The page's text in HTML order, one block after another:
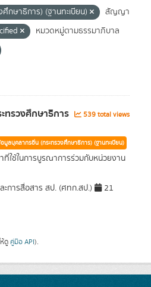
กษาธิการ) (ฐานทะเบียน)
สัญญา
หมวดหมู่ตามธรรมาภิบาล
รวงศึกษาธิการ
539 total views
มูลบุคลากรอื่น (กระทรวงศึกษาธิการ) (ฐานทะเบียน)
ใช้ในการบูรณาการร่วมกับหน่วยงาน
ะการสื่อสาร สป. (ศทก.สป.)
21
ดู คู่มือ API).